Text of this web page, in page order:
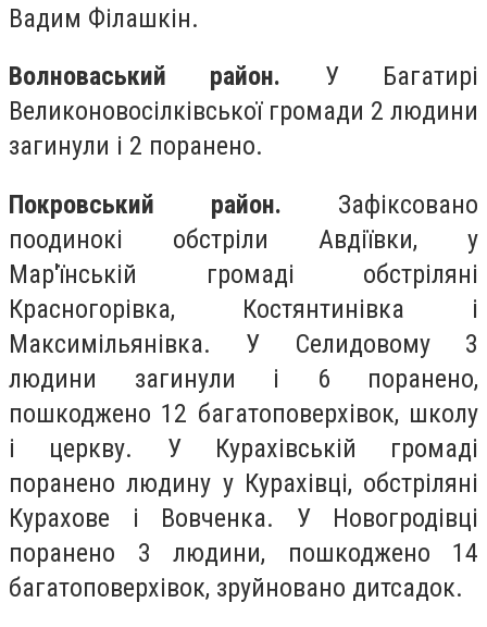
Вадим Філашкін.
Волноваський район. У Багатирі
Великоновосілківської громади 2 людини
загинули і 2 поранено.
Покровський район. Зафіксовано
поодинокі обстріли Авдіївки, у
Мар'їнській громаді обстріляні
Красногорівка, Костянтинівка і
Максимільянівка. У Селидовому 3
людини загинули і 6 поранено,
пошкоджено 12 багатоповерхівок, школу
і церкву. У Курахівській громаді
поранено людину у Курахівці, обстріляні
Курахове і Вовченка. У Новогродівці
поранено 3 людини, пошкоджено 14
багатоповерхівок, зруйновано дитсадок.